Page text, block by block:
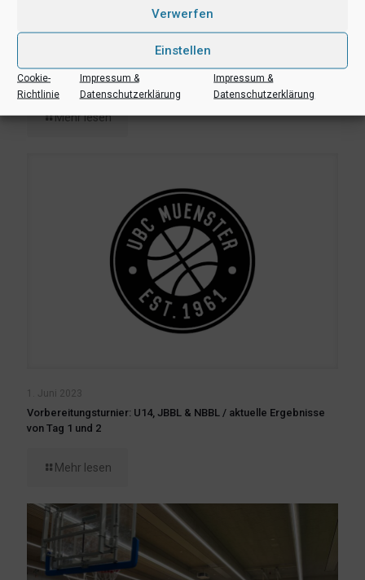
Verwerfen
Einstellen
Cookie-
Richtlinie
Impressum &
Datenschutzerklärung
Impressum &
Datenschutzerklärung
UBC-Vorbereitungsturnier ein voller Erfolg
Mehr lesen
1. Juni 2023
Vorbereitungsturnier: U14, JBBL & NBBL / aktuelle Ergebnisse
von Tag 1 und 2
Mehr lesen